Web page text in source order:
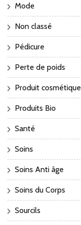
Mode
Non classé
Pédicure
Perte de poids
Produit cosmétique
Produits Bio
Santé
Soins
Soins Anti âge
Soins du Corps
Sourcils